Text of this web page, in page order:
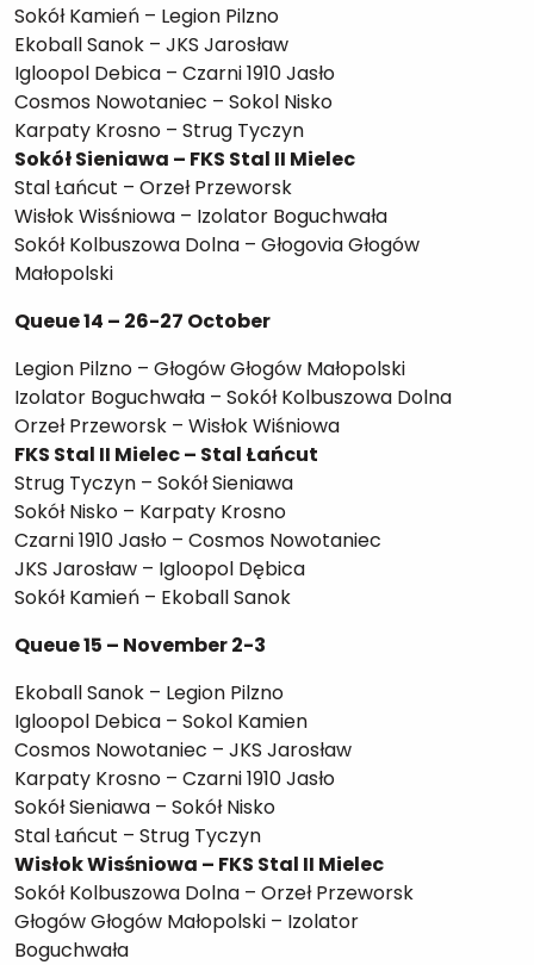
Sokół Kamień – Legion Pilzno
Ekoball Sanok – JKS Jarosław
Igloopol Debica – Czarni 1910 Jasło
Cosmos Nowotaniec – Sokol Nisko
Karpaty Krosno – Strug Tyczyn
Sokół Sieniawa – FKS Stal II Mielec
Stal Łańcut – Orzeł Przeworsk
Wisłok Wisśniowa – Izolator Boguchwała
Sokół Kolbuszowa Dolna – Głogovia Głogów
Małopolski
Queue 14 – 26-27 October
Legion Pilzno – Głogów Głogów Małopolski
Izolator Boguchwała – Sokół Kolbuszowa Dolna
Orzeł Przeworsk – Wisłok Wiśniowa
FKS Stal II Mielec – Stal Łańcut
Strug Tyczyn – Sokół Sieniawa
Sokół Nisko – Karpaty Krosno
Czarni 1910 Jasło – Cosmos Nowotaniec
JKS Jarosław – Igloopol Dębica
Sokół Kamień – Ekoball Sanok
Queue 15 – November 2-3
Ekoball Sanok – Legion Pilzno
Igloopol Debica – Sokol Kamien
Cosmos Nowotaniec – JKS Jarosław
Karpaty Krosno – Czarni 1910 Jasło
Sokół Sieniawa – Sokół Nisko
Stal Łańcut – Strug Tyczyn
Wisłok Wisśniowa – FKS Stal II Mielec
Sokół Kolbuszowa Dolna – Orzeł Przeworsk
Głogów Głogów Małopolski – Izolator
Boguchwała